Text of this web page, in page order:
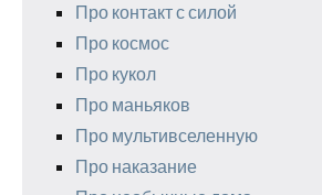
Про контакт с силой
Про космос
Про кукол
Про маньяков
Про мультивселенную
Про наказание